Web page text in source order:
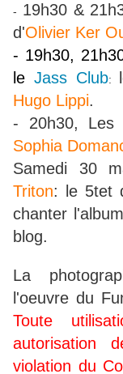
- 19h30 &
d'Olivier Ker
- 19h30,
le Jass Club:
Hugo Lippi.
- 20h30,
Sophia
Samedi 30
Triton: le 5tet
chanter
blog.
La
l'oeuvre du
Toute
autorisation
violation du